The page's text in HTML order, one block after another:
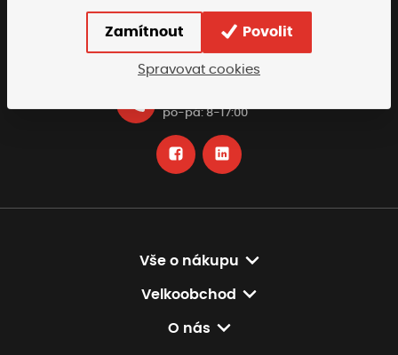
Rádi vám pomůžeme najít nejvhodnější řešení
info@tomiscz.cz
po-pá: 8-17:00
Vše o nákupu
Velkoobchod
O nás
Zamítnout Povolit
Spravovat cookies